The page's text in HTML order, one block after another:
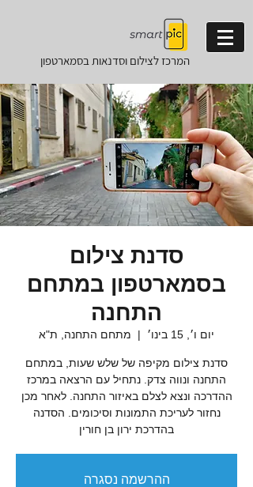
המרכז לצילום וסדנאותבסמארטפון
סדנת צילום
בסמארטפון במתחם
התחנה
יום ו׳, 15 בינו׳
  |
מתחם התחנה, ת"א
סדנת צילום מקיפה של שלש שעות, במתחם
התחנה ונווה צדק. נתחיל עם הרצאה במרכז
ההדרכה ונצא לצלם באיזור התחנה. לאחר מכן
נחזור לעריכת התמונות וסיכומים. הסדנה
בהדרכת ירון בן חורין
ההרשמה נסגרה